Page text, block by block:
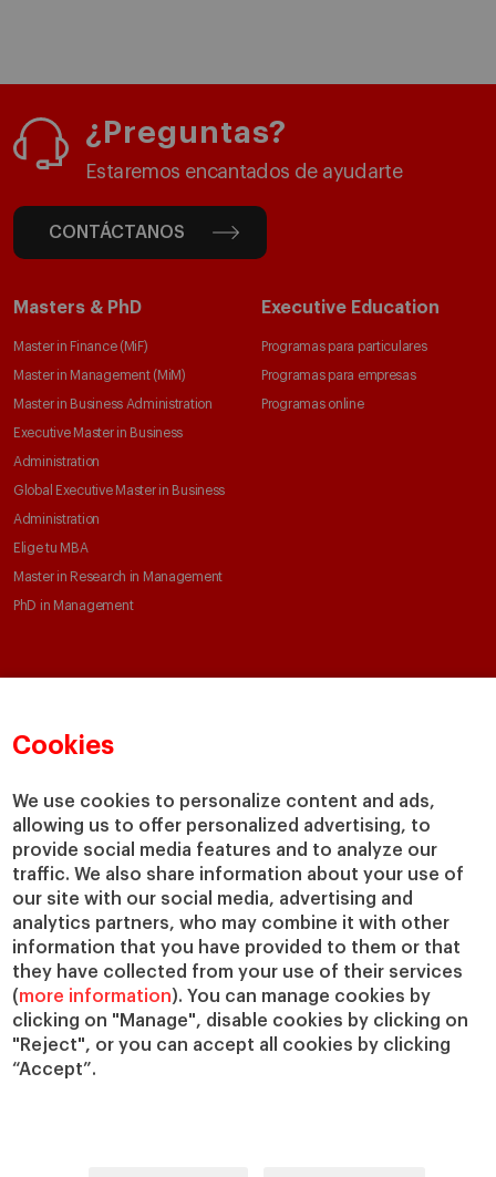
Cookies
We use cookies to personalize content and ads,
allowing us to offer personalized advertising, to
provide social media features and to analyze our
traffic. We also share information about your use of
our site with our social media, advertising and
analytics partners, who may combine it with other
information that you have provided to them or that
they have collected from your use of their services
(more information). You can manage cookies by
clicking on "Manage", disable cookies by clicking on
"Reject", or you can accept all cookies by clicking
“Accept”.
¿Preguntas?
Estaremos encantados de ayudarte
CONTÁCTANOS
Masters & PhD
Master in Finance (MiF)
Master in Management (MiM)
Master in Business Administration
Executive Master in Business
Administration
Global Executive Master in Business
Administration
Elige tu MBA
Master in Research in Management
PhD in Management
Executive Education
Programas para particulares
Programas para empresas
Programas online
Departamentos académicos
Cátedras
IESE Insight
IESE Publishing
Nuestro impacto
Colabora con el IESE
Servicios
Biblioteca
Canal de compliance
IESE Shop
Jobs @IESE